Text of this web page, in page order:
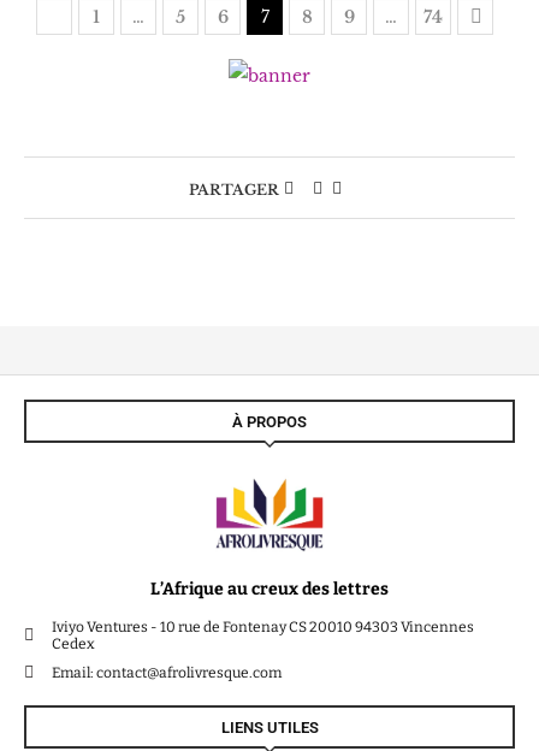
1 … 5 6 7 8 9 … 74
PARTAGER
À PROPOS
L’Afrique au creux des lettres
Iviyo Ventures - 10 rue de Fontenay CS 20010 94303 Vincennes
Cedex
Email: contact@afrolivresque.com
LIENS UTILES